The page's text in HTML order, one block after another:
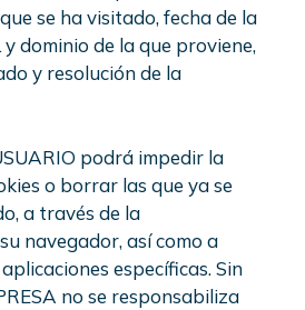
se ha visitado, fecha de la
dominio de la que proviene,
y resolución de la
podrá impedir la
o borrar las que ya se
a través de la
navegador, así como a
específicas. Sin
no se responsabiliza